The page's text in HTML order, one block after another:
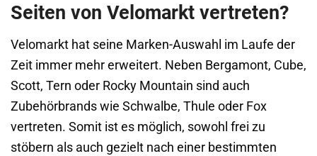
Seiten von Velomarkt vertreten?
Velomarkt hat seine Marken-Auswahl im Laufe der
Zeit immer mehr erweitert. Neben Bergamont, Cube,
Scott, Tern oder Rocky Mountain sind auch
Zubehörbrands wie Schwalbe, Thule oder Fox
vertreten. Somit ist es möglich, sowohl frei zu
stöbern als auch gezielt nach einer bestimmten